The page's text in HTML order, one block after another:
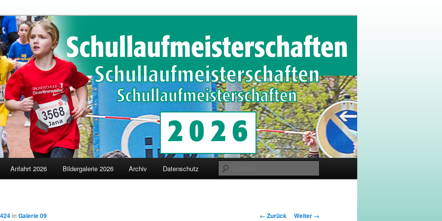
in Merzig
Anfahrt 2026 Bildergalerie 2026 Archiv Datenschutz
Bilder-
← Zurück Weiter →
in Galerie 09